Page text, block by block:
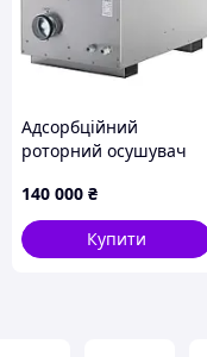
Адсорбційний
роторний осушувач
140 000 ₴
Купити